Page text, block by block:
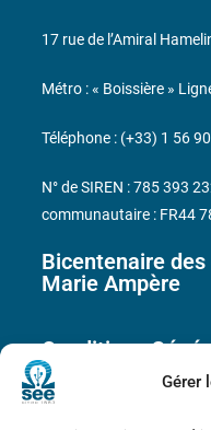
Gérer
Bicentenaire des
Marie Ampère
Conditions
17 rue de l’Amiral
Métro : « Boissière »
Téléphone : (+33) 1 56
N° de SIREN : 785 393
communautaire : FR44